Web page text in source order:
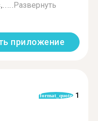
Развернуть
приложение
format_quote 1